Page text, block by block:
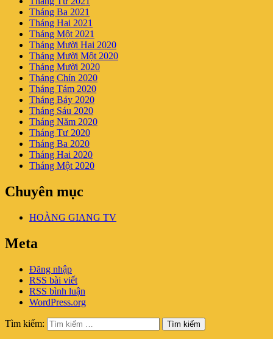
Tháng Ba 2021
Tháng Hai 2021
Tháng Một 2021
Tháng Mười Hai 2020
Tháng Mười Một 2020
Tháng Mười 2020
Tháng Chín 2020
Tháng Tám 2020
Tháng Bảy 2020
Tháng Sáu 2020
Tháng Năm 2020
Tháng Tư 2020
Tháng Ba 2020
Tháng Hai 2020
Tháng Một 2020
Chuyên mục
HOÀNG GIANG TV
Meta
Đăng nhập
RSS bài viết
RSS bình luận
WordPress.org
Tìm kiếm: Tìm kiếm